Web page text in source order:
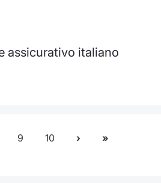
assicurativo italiano
9 10